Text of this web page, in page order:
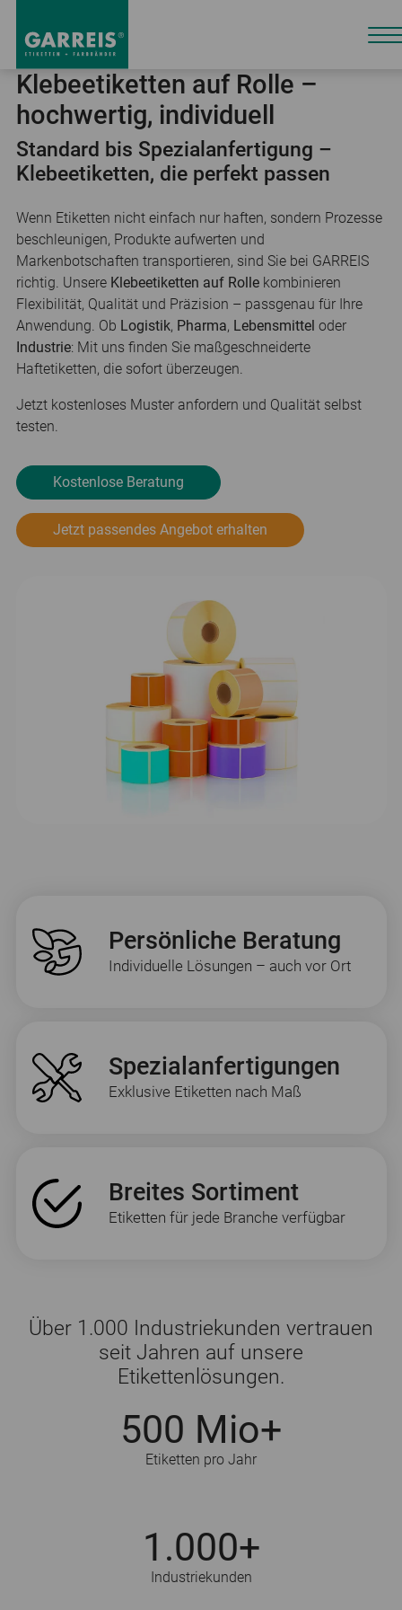
Klebeetiketten auf Rolle –
hochwertig, individuell
Standard bis Spezialanfertigung –
Klebeetiketten, die perfekt passen
Wenn Etiketten nicht einfach nur haften, sondern Prozesse
beschleunigen, Produkte aufwerten und
Markenbotschaften transportieren, sind Sie bei GARREIS
richtig. Unsere Klebeetiketten auf Rollekombinieren
Flexibilität, Qualität und Präzision – passgenau für Ihre
Anwendung. Ob Logistik, Pharma, Lebensmittel oder
Industrie: Mit uns finden Sie maßgeschneiderte
Haftetiketten, die sofort überzeugen.
Jetzt kostenloses Muster anfordern und Qualität selbst
testen.
Kostenlose Beratung
Jetzt passendes Angebot erhalten
Persönliche Beratung
Individuelle Lösungen – auch vor Ort
Spezialanfertigungen
Exklusive Etiketten nach Maß
Breites Sortiment
Etiketten für jede Branche verfügbar
Über 1.000 Industriekunden vertrauen
seit Jahren auf unsere
Etikettenlösungen.
500 Mio+
Etiketten pro Jahr
1.000+
Industriekunden